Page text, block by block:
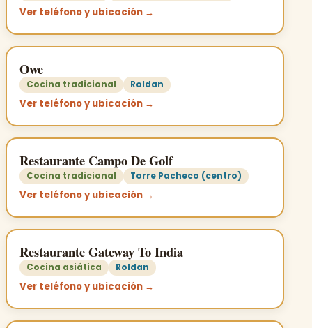
Ver teléfono y ubicación →
Owe
Cocina tradicional Roldan
Ver teléfono y ubicación →
Restaurante Campo De Golf
Cocina tradicional Torre Pacheco (centro)
Ver teléfono y ubicación →
Restaurante Gateway To India
Cocina asiática Roldan
Ver teléfono y ubicación →